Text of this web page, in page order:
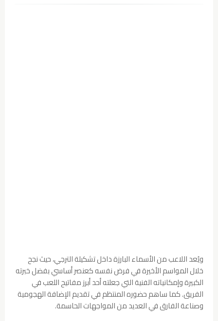
ويُعد اللاعب من الأسماء البارزة داخل تشكيلة الترجي، حيث نجح
خلال المواسم الأخيرة في فرض نفسه كعنصر أساسي بفضل خبرته
الكبيرة وإمكانياته الفنية التي جعلته أحد أبرز مفاتيح اللعب في
الفريق. كما ساهم حضوره المنتظم في تقديم الإضافة الهجومية
وصناعة الفارق في العديد من المواجهات الحاسمة.